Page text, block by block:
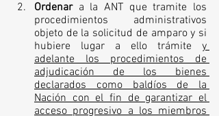
Ordenar a la ANT que tramite los
procedimientos administrativos
objeto de la solicitud de amparo y si
hubiere lugar a ello trámite y
adelante los procedimientos de
adjudicación de los bienes
declarados como baldíos de la
Nación con el fin de garantizar el
acceso progresivo a los miembros